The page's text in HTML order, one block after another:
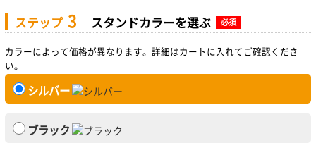
ステップ 3 スタンドカラーを選ぶ 必須
カラーによって価格が異なります。詳細はカートに入れてご確認くださ
い。
シルバー
ブラック